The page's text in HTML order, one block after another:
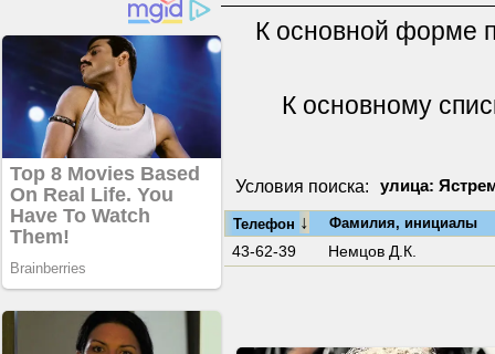
К основной форме
К основному
Условия поиска: улица:
Телефон ↓ Фамилия, инициалы
43-62-39 Немцов Д.К.